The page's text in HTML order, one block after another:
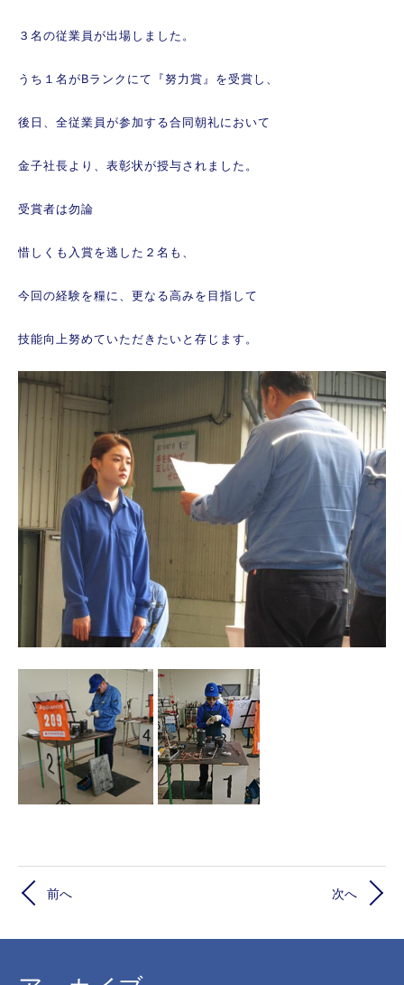
３名の従業員が出場しました。
うち１名がBランクにて『努力賞』を受賞し、
後日、全従業員が参加する合同朝礼において
金子社長より、表彰状が授与されました。
受賞者は勿論
惜しくも入賞を逃した２名も、
今回の経験を糧に、更なる高みを目指して
技能向上努めていただきたいと存じます。
前へ 次へ